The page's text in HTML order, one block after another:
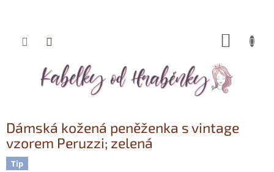
Přejít
Dámská kožená peněženka s vintage
vzorem Peruzzi; zelená
Tip